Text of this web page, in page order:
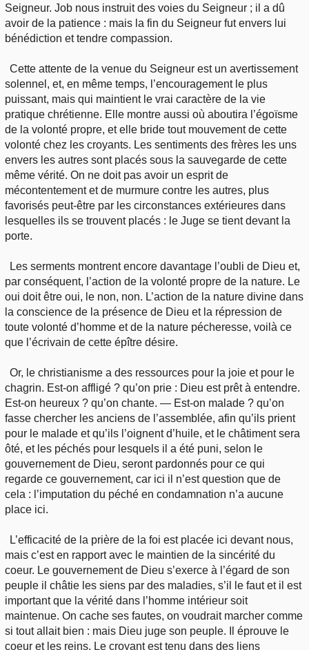
Seigneur. Job nous instruit des voies du Seigneur ; il a dû
avoir de la patience : mais la fin du Seigneur fut envers lui
bénédiction et tendre compassion.
Cette attente de la venue du Seigneur est un avertissement
solennel, et, en même temps, l’encouragement le plus
puissant, mais qui maintient le vrai caractère de la vie
pratique chrétienne. Elle montre aussi où aboutira l’égoïsme
de la volonté propre, et elle bride tout mouvement de cette
volonté chez les croyants. Les sentiments des frères les uns
envers les autres sont placés sous la sauvegarde de cette
même vérité. On ne doit pas avoir un esprit de
mécontentement et de murmure contre les autres, plus
favorisés peut-être par les circonstances extérieures dans
lesquelles ils se trouvent placés : le Juge se tient devant la
porte.
Les serments montrent encore davantage l’oubli de Dieu et,
par conséquent, l’action de la volonté propre de la nature. Le
oui doit être oui, le non, non. L’action de la nature divine dans
la conscience de la présence de Dieu et la répression de
toute volonté d’homme et de la nature pécheresse, voilà ce
que l’écrivain de cette épître désire.
Or, le christianisme a des ressources pour la joie et pour le
chagrin. Est-on affligé ? qu’on prie : Dieu est prêt à entendre.
Est-on heureux ? qu’on chante. — Est-on malade ? qu’on
fasse chercher les anciens de l’assemblée, afin qu’ils prient
pour le malade et qu’ils l’oignent d’huile, et le châtiment sera
ôté, et les péchés pour lesquels il a été puni, selon le
gouvernement de Dieu, seront pardonnés pour ce qui
regarde ce gouvernement, car ici il n’est question que de
cela : l’imputation du péché en condamnation n’a aucune
place ici.
L’efficacité de la prière de la foi est placée ici devant nous,
mais c’est en rapport avec le maintien de la sincérité du
coeur. Le gouvernement de Dieu s’exerce à l’égard de son
peuple il châtie les siens par des maladies, s’il le faut et il est
important que la vérité dans l’homme intérieur soit
maintenue. On cache ses fautes, on voudrait marcher comme
si tout allait bien : mais Dieu juge son peuple. Il éprouve le
coeur et les reins. Le croyant est tenu dans des liens